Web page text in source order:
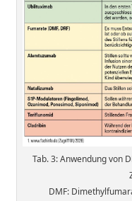
Tab. 3: Anwendung von
DMF: